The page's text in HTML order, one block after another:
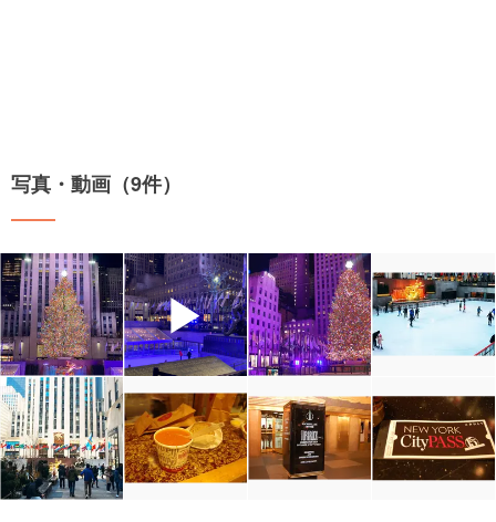
写真・動画（9件）
▶